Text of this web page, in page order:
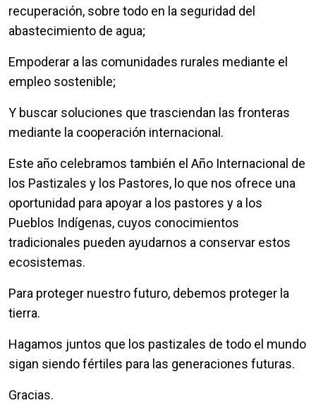
recuperación, sobre todo en la seguridad del
abastecimiento de agua;
Empoderar a las comunidades rurales mediante el
empleo sostenible;
Y buscar soluciones que trasciendan las fronteras
mediante la cooperación internacional.
Este año celebramos también el Año Internacional de
los Pastizales y los Pastores, lo que nos ofrece una
oportunidad para apoyar a los pastores y a los
Pueblos Indígenas, cuyos conocimientos
tradicionales pueden ayudarnos a conservar estos
ecosistemas.
Para proteger nuestro futuro, debemos proteger la
tierra.
Hagamos juntos que los pastizales de todo el mundo
sigan siendo fértiles para las generaciones futuras.
Gracias.